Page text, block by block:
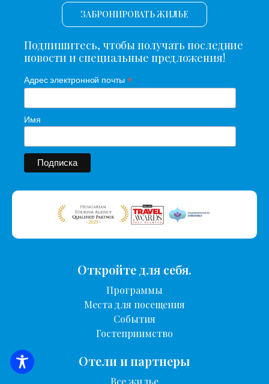
ПОИСК ЖИЛЬЯ
ЗАБРОНИРОВАТЬ ЖИЛЬЕ
Подпишитесь, чтобы получать последние
новости и специальные предложения!
Адрес электронной почты *
Имя
Откройте для себя.
Программы
Места для посещения
События
Гостеприимство
Отели и партнеры
Все жилье